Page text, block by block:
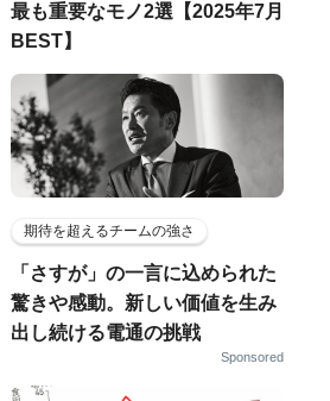
最も重要なモノ2選【2025年7月
BEST】
期待を超えるチームの強さ
「さすが」の一言に込められた
驚きや感動。新しい価値を生み
出し続ける電通の挑戦
Sponsored